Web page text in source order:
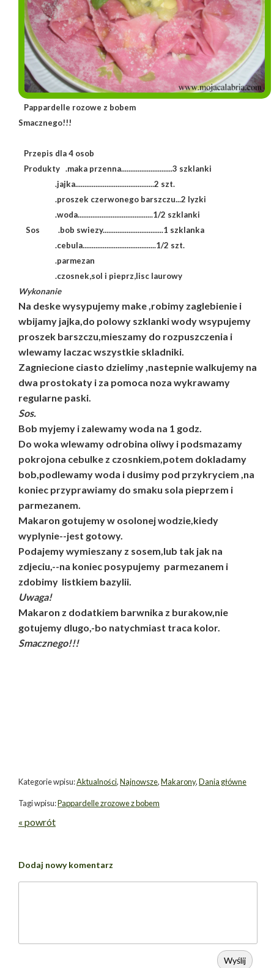
Pappardelle rozowe z bobem
Smacznego!!!
Przepis dla 4 osob
Produkty .maka przenna............................3 szklanki
.jajka...........................................2 szt.
.proszek czerwonego barszczu...2 lyzki
.woda.........................................1/2 szklanki
Sos .bob swiezy.................................1 szklanka
.cebula........................................1/2 szt.
.parmezan
.czosnek,sol i pieprz,lisc laurowy
Wykonanie
Na deske wysypujemy make ,robimy zaglebienie i
wbijamy jajka,do polowy szklanki wody wsypujemy
proszek barszczu,mieszamy do rozpuszczenia i
wlewamy laczac wszystkie skladniki.
Zagniecione ciasto dzielimy ,nastepnie walkujemy na
dwa prostokaty i za pomoca noza wykrawamy
regularne paski.
Sos.
Bob myjemy i zalewamy woda na 1 godz.
Do woka wlewamy odrobina oliwy i podsmazamy
pokrojona cebulke z czosnkiem,potem dokladamy
bob,podlewamy woda i dusimy pod przykryciem ,na
koniec przyprawiamy do smaku sola pieprzem i
parmezanem.
Makaron gotujemy w osolonej wodzie,kiedy
wyplynie--jest gotowy.
Podajemy wymieszany z sosem,lub tak jak na
zdjeciu,--na koniec posypujemy parmezanem i
zdobimy listkiem bazylii.
Uwaga!
Makaron z dodatkiem barwnika z burakow,nie
gotujemy dlugo,-bo natychmiast traca kolor.
Smacznego!!!
Kategorie wpisu:Aktualności,Najnowsze,Makarony,Dania główne
Tagi wpisu:Pappardelle zrozowe z bobem
« powrót
Dodaj nowy komentarz
Wyślij